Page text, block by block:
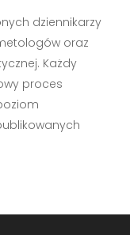
dziennikarzy
oraz
Każdy
proces